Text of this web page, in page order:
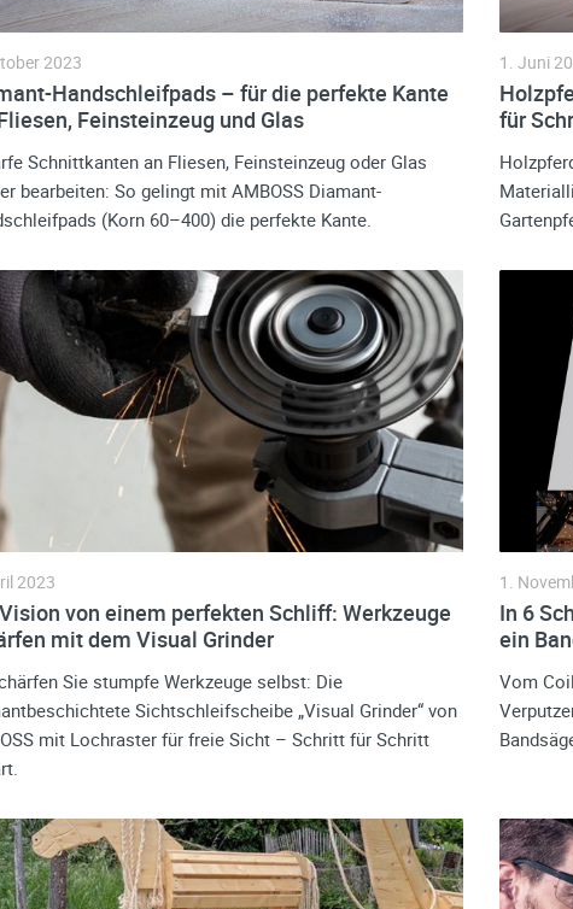
Handschleifpads – für die perfekte Kante
Feinsteinzeug und Glas
2023
Schnittkanten an Fliesen, Feinsteinzeug oder Glas
bearbeiten: So gelingt mit AMBOSS Diamant-
(Korn 60–400) die perfekte Kante.
für
1. Juni
von einem perfekten Schliff: Werkzeuge
mit dem Visual Grinder
2023
Sie stumpfe Werkzeuge selbst: Die
Sichtschleifscheibe „Visual Grinder“ von
mit Lochraster für freie Sicht – Schritt für Schritt
In 6
ein
1.
Vom